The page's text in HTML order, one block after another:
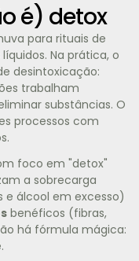
é) detox
para rituais de
Na prática, o
desintoxicação:
trabalham
substâncias. O
processos com
foco em "detox"
a sobrecarga
álcool em excesso)
benéficos (fibras,
há fórmula mágica: